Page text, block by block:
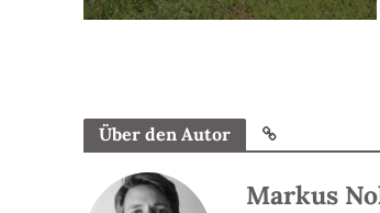
Über den Autor
Markus